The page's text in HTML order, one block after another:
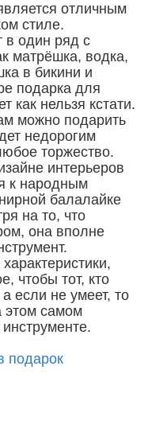
отличным
стиле.
в один ряд с
матрёшка, водка,
в бикини и
подарка для
как нельзя кстати.
можно подарить
недорогим
торжество.
интерьеров
к народным
балалайке
на то, что
она вполне
чтобы тот, кто
если не умеет, то
этом самом
подарок